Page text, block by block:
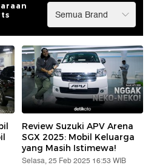
Review Suzuki APV Arena
SGX 2025: Mobil Keluarga
yang Masih Istimewa!
Selasa, 25 Feb 2025 16:53 WIB